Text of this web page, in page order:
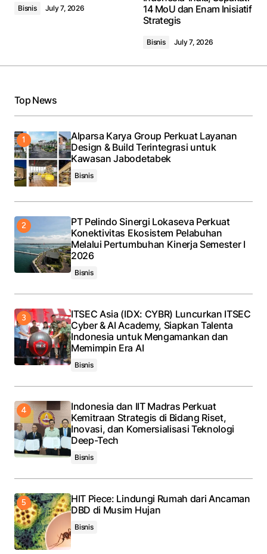
Comment*
Save my name, email, and website in this browser
for the next time I comment.
Bisnis July 7, 2026
14 MoU dan Enam Inisiatif
Strategis
Bisnis July 7, 2026
Top News
Alparsa Karya Group Perkuat Layanan
Design & Build Terintegrasi untuk
Kawasan Jabodetabek
Bisnis
PT Pelindo Sinergi Lokaseva Perkuat
Konektivitas Ekosistem Pelabuhan
Melalui Pertumbuhan Kinerja Semester I
2026
Bisnis
ITSEC Asia (IDX: CYBR) Luncurkan ITSEC
Cyber & AI Academy, Siapkan Talenta
Indonesia untuk Mengamankan dan
Memimpin Era AI
Bisnis
Indonesia dan IIT Madras Perkuat
Kemitraan Strategis di Bidang Riset,
Inovasi, dan Komersialisasi Teknologi
Deep-Tech
Bisnis
HIT Piece: Lindungi Rumah dari Ancaman
DBD di Musim Hujan
Bisnis